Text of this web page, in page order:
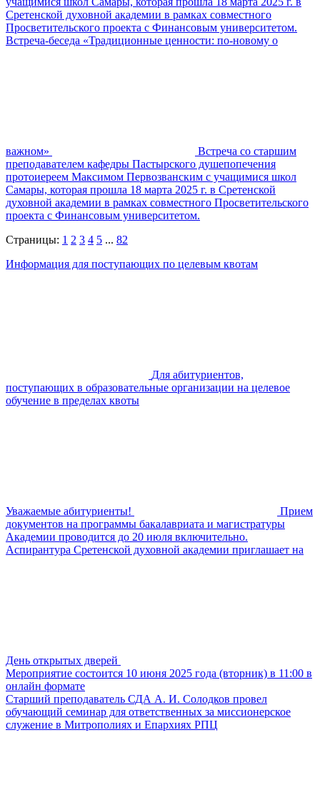
Сретенской духовной академии в рамках совместного
Просветительского проекта с Финансовым университетом.
Встреча-беседа «Традиционные ценности: по-новому о
важном»
Встреча со старшим
преподавателем кафедры Пастырского душепопечения
протоиереем Максимом Первозванским с учащимися школ
Самары, которая прошла 18 марта 2025 г. в Сретенской
духовной академии в рамках совместного Просветительского
проекта с Финансовым университетом.
Страницы: 1 2 3 4 5 ... 82
Информация для поступающих по целевым квотам
Для абитуриентов,
поступающих в образовательные организации на целевое
обучение в пределах квоты
Уважаемые абитуриенты!
Прием
документов на программы бакалавриата и магистратуры
Академии проводится до 20 июля включительно.
Аспирантура Сретенской духовной академии приглашает на
День открытых дверей
Мероприятие состоится 10 июня 2025 года (вторник) в 11:00 в
онлайн формате
Старший преподаватель СДА А. И. Солодков провел
обучающий семинар для ответственных за миссионерское
служение в Митрополиях и Епархиях РПЦ